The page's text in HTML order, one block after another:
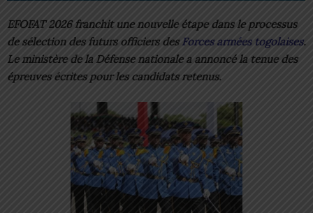
EFOFAT 2026 franchit une nouvelle étape dans le processus
de sélection des futurs officiers desForces armées togolaises.
Le ministère de la Défense nationale a annoncé la tenue des
épreuves écrites pour les candidats retenus.